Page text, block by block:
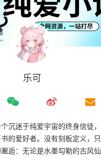
乐可
沉迷于纯爱宇宙的终身信徒，
的爱好者。没有刻板定义，只
逅：无论是水墨勾勒的古风仙